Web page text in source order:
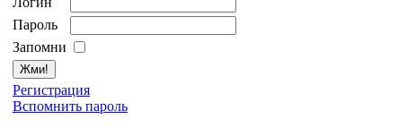
Пароль
Запомни
Регистрация
Вспомнить пароль